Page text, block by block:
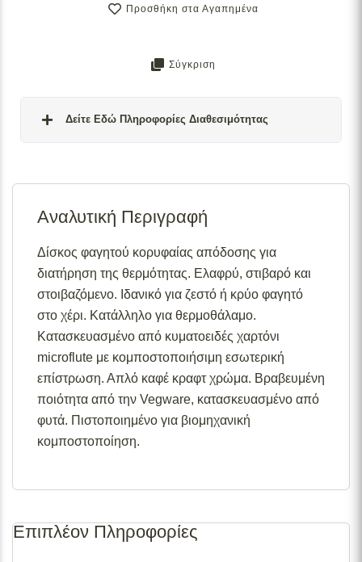
Προσθήκη στα Αγαπημένα
Σύγκριση
Δείτε Εδώ Πληροφορίες Διαθεσιμότητας
Διαθέσιμο κατόπιν παραγγελίας:
ημερομηνία εξόφλησης της παραγγελίας σας.
Σε απόθεμα (επιπλέον μπορεί να ζητηθεί κατόπιν
παραγγελίας): Μερική ποσότητα είναι άμεσα διαθέσιμη
για αποστολή και το υπόλοιπο σε 2 – 4 εβδομάδες από
την ημερομηνία εξόφλησης της παραγγελίας σας.
Για περισσότερες λεπτομέρειες σχετικά με τις
διαθεσιμότητες προϊόντων, παρακαλούμε επικοινωνήστε
μαζί μας στοinfo@skgecoshop.comή στο 2315 005
998
Αναλυτική Περιγραφή
Δίσκος φαγητού κορυφαίας απόδοσης για
διατήρηση της θερμότητας. Ελαφρύ, στιβαρό και
στοιβαζόμενο. Ιδανικό για ζεστό ή κρύο φαγητό
στο χέρι. Κατάλληλο για θερμοθάλαμο.
Κατασκευασμένο από κυματοειδές χαρτόνι
microflute με κομποστοποιήσιμη εσωτερική
επίστρωση. Απλό καφέ κραφτ χρώμα. Βραβευμένη
ποιότητα από την Vegware, κατασκευασμένο από
φυτά. Πιστοποιημένο για βιομηχανική
κομποστοποίηση.
Επιπλέον Πληροφορίες